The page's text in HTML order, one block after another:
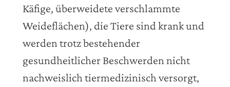
Käfige, überweidete verschlammte
Weideflächen), die Tiere sind krank und
werden trotz bestehender
gesundheitlicher Beschwerden nicht
nachweislich tiermedizinisch versorgt,